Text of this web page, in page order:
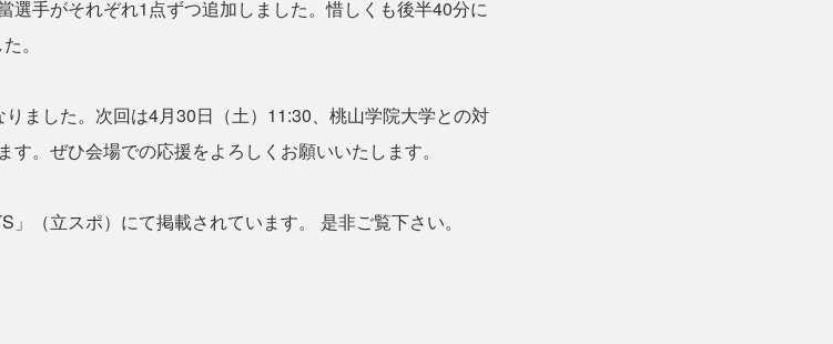
選手がそれぞれ1点ずつ追加しました。惜しくも後半40分に
。
ました。次回は4月30日（土）11:30、桃山学院大学との対
。ぜひ会場での応援をよろしくお願いいたします。
（立スポ）にて掲載されています。 是非ご覧下さい。